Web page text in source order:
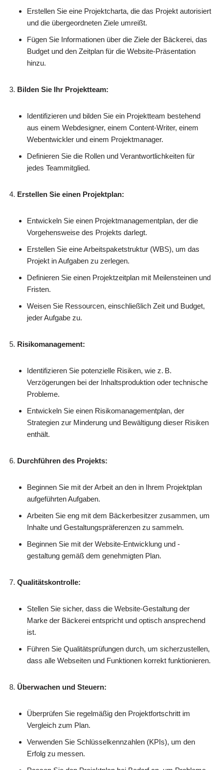
Erstellen Sie eine Projektcharta, die das Projekt autorisiert
und die übergeordneten Ziele umreißt.
Fügen Sie Informationen über die Ziele der Bäckerei, das
Budget und den Zeitplan für die Website-Präsentation
hinzu.
Bilden Sie Ihr Projektteam:
Identifizieren und bilden Sie ein Projektteam bestehend
aus einem Webdesigner, einem Content-Writer, einem
Webentwickler und einem Projektmanager.
Definieren Sie die Rollen und Verantwortlichkeiten für
jedes Teammitglied.
Erstellen Sie einen Projektplan:
Entwickeln Sie einen Projektmanagementplan, der die
Vorgehensweise des Projekts darlegt.
Erstellen Sie eine Arbeitspaketstruktur (WBS), um das
Projekt in Aufgaben zu zerlegen.
Definieren Sie einen Projektzeitplan mit Meilensteinen und
Fristen.
Weisen Sie Ressourcen, einschließlich Zeit und Budget,
jeder Aufgabe zu.
Risikomanagement:
Identifizieren Sie potenzielle Risiken, wie z. B.
Verzögerungen bei der Inhaltsproduktion oder technische
Probleme.
Entwickeln Sie einen Risikomanagementplan, der
Strategien zur Minderung und Bewältigung dieser Risiken
enthält.
Durchführen des Projekts:
Beginnen Sie mit der Arbeit an den in Ihrem Projektplan
aufgeführten Aufgaben.
Arbeiten Sie eng mit dem Bäckerbesitzer zusammen, um
Inhalte und Gestaltungspräferenzen zu sammeln.
Beginnen Sie mit der Website-Entwicklung und -
gestaltung gemäß dem genehmigten Plan.
Qualitätskontrolle:
Stellen Sie sicher, dass die Website-Gestaltung der
Marke der Bäckerei entspricht und optisch ansprechend
ist.
Führen Sie Qualitätsprüfungen durch, um sicherzustellen,
dass alle Webseiten und Funktionen korrekt funktionieren.
Überwachen und Steuern:
Überprüfen Sie regelmäßig den Projektfortschritt im
Vergleich zum Plan.
Verwenden Sie Schlüsselkennzahlen (KPIs), um den
Erfolg zu messen.